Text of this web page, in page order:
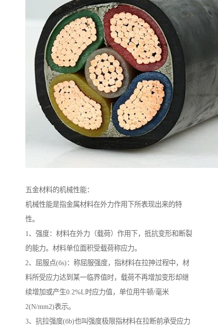
五金材料的机械性能：
机械性能是指金属材料在外力作用下所表现出来的特
性。
1、强度：材料在外力（载荷）作用下，抵抗变形和断裂
的能力。材料单位面积受载荷称应力。
2、屈服点(бs)：称屈服强度，指材料在拉抻过程中，材
料所受应力达到某一临界值时，载荷不再增加变形却继
续增加或产生0.2%L时应力值，单位用牛顿/毫米
2(N/mm2)表示。
3、抗拉强度(бb)也叫强度极限指材料在拉断前承受应力